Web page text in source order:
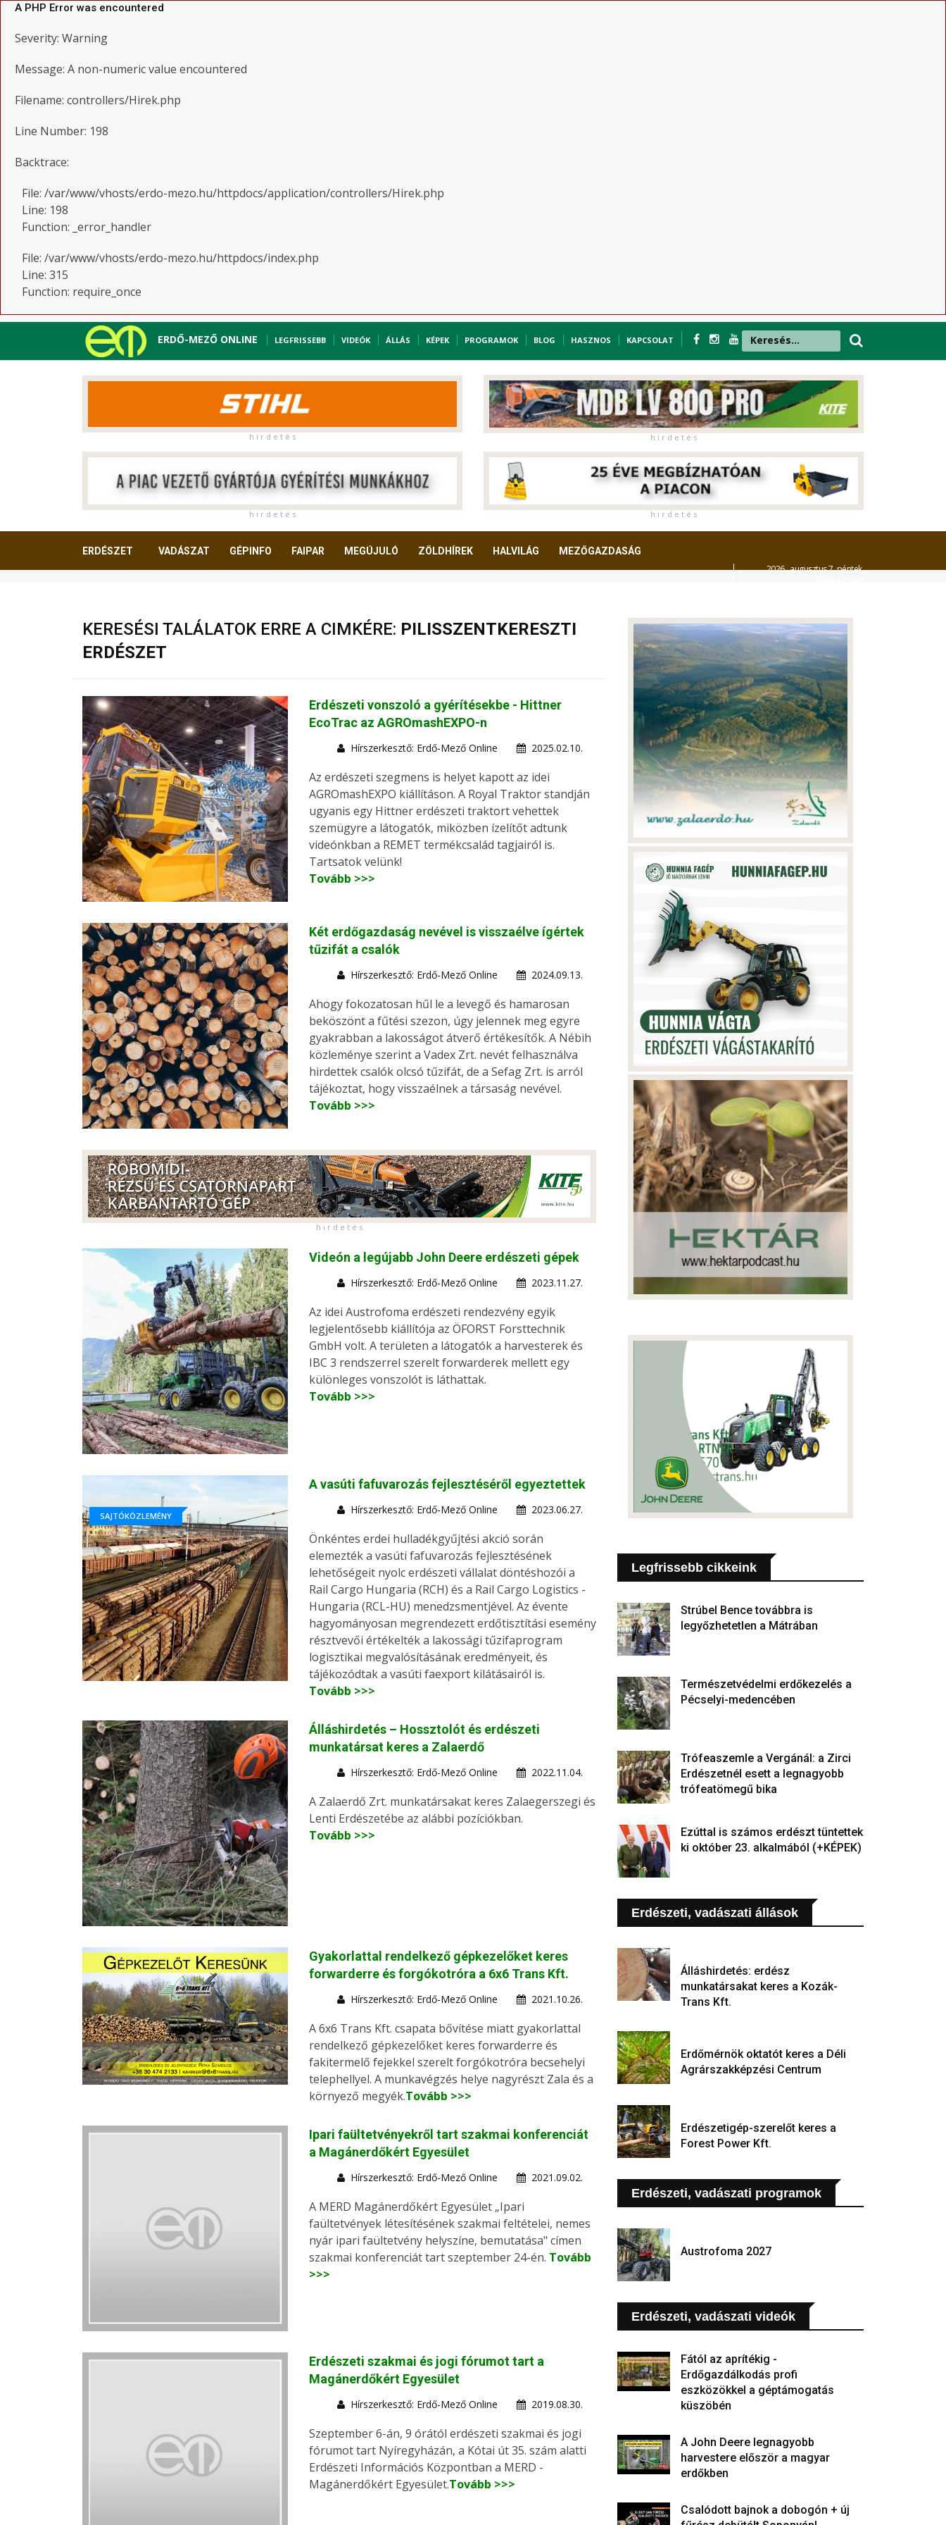
A PHP Error was encountered
Severity: Warning
Message: A non-numeric value encountered
Filename: controllers/Hirek.php
Line Number: 198
Backtrace:
File: /var/www/vhosts/erdo-mezo.hu/httpdocs/application/controllers/Hirek.php
Line: 198
Function: _error_handler
File: /var/www/vhosts/erdo-mezo.hu/httpdocs/index.php
Line: 315
Function: require_once
ERDŐ-MEZŐ ONLINE LEGFRISSEBB VIDEÓK ÁLLÁS KÉPEK PROGRAMOK BLOG HASZNOS KAPCSOLAT
h i r d e t é s h i r d e t é s
h i r d e t é s h i r d e t é s
ERDÉSZET VADÁSZAT GÉPINFO FAIPAR MEGÚJULÓ ZÖLDHÍREK HALVILÁG MEZŐGAZDASÁG
2026. augusztus 7. péntek,
KERESÉSI TALÁLATOK ERRE A CIMKÉRE: PILISSZENTKERESZTI
ERDÉSZET
Erdészeti vonszoló a gyérítésekbe - Hittner
EcoTrac az AGROmashEXPO-n
Hírszerkesztő: Erdő-Mező Online 2025.02.10.
Az erdészeti szegmens is helyet kapott az idei
AGROmashEXPO kiállításon. A Royal Traktor standján
ugyanis egy Hittner erdészeti traktort vehettek
szemügyre a látogatók, miközben ízelítőt adtunk
videónkban a REMET termékcsalád tagjairól is.
Tartsatok velünk!
Tovább >>>
Két erdőgazdaság nevével is visszaélve ígértek
tűzifát a csalók
Hírszerkesztő: Erdő-Mező Online 2024.09.13.
Ahogy fokozatosan hűl le a levegő és hamarosan
beköszönt a fűtési szezon, úgy jelennek meg egyre
gyakrabban a lakosságot átverő értékesítők. A Nébih
közleménye szerint a Vadex Zrt. nevét felhasználva
hirdettek csalók olcsó tűzifát, de a Sefag Zrt. is arról
tájékoztat, hogy visszaélnek a társaság nevével.
Tovább >>>
h i r d e t é s
Videón a legújabb John Deere erdészeti gépek
Hírszerkesztő: Erdő-Mező Online 2023.11.27.
Az idei Austrofoma erdészeti rendezvény egyik
legjelentősebb kiállítója az ÖFORST Forsttechnik
GmbH volt. A területen a látogatók a harvesterek és
IBC 3 rendszerrel szerelt forwarderek mellett egy
különleges vonszolót is láthattak.
Tovább >>>
SAJTÓKÖZLEMÉNY
A vasúti fafuvarozás fejlesztéséről egyeztettek
Hírszerkesztő: Erdő-Mező Online 2023.06.27.
Önkéntes erdei hulladékgyűjtési akció során
elemezték a vasúti fafuvarozás fejlesztésének
lehetőségeit nyolc erdészeti vállalat döntéshozói a
Rail Cargo Hungaria (RCH) és a Rail Cargo Logistics -
Hungaria (RCL-HU) menedzsmentjével. Az évente
hagyományosan megrendezett erdőtisztítási esemény
résztvevői értékelték a lakossági tűzifaprogram
logisztikai megvalósításának eredményeit, és
tájékozódtak a vasúti faexport kilátásairól is.
Tovább >>>
Álláshirdetés – Hossztolót és erdészeti
munkatársat keres a Zalaerdő
Hírszerkesztő: Erdő-Mező Online 2022.11.04.
A Zalaerdő Zrt. munkatársakat keres Zalaegerszegi és
Lenti Erdészetébe az alábbi pozíciókban.
Tovább >>>
Gyakorlattal rendelkező gépkezelőket keres
forwarderre és forgókotróra a 6x6 Trans Kft.
Hírszerkesztő: Erdő-Mező Online 2021.10.26.
A 6x6 Trans Kft. csapata bővítése miatt gyakorlattal
rendelkező gépkezelőket keres forwarderre és
fakitermelő fejekkel szerelt forgókotróra becsehelyi
telephellyel. A munkavégzés helye nagyrészt Zala és a
környező megyék.Tovább >>>
Ipari faültetvényekről tart szakmai konferenciát
a Magánerdőkért Egyesület
Hírszerkesztő: Erdő-Mező Online 2021.09.02.
A MERD Magánerdőkért Egyesület „Ipari
faültetvények létesítésének szakmai feltételei, nemes
nyár ipari faültetvény helyszíne, bemutatása" címen
szakmai konferenciát tart szeptember 24-én. Tovább
>>>
Erdészeti szakmai és jogi fórumot tart a
Magánerdőkért Egyesület
Hírszerkesztő: Erdő-Mező Online 2019.08.30.
Szeptember 6-án, 9 órától erdészeti szakmai és jogi
fórumot tart Nyíregyházán, a Kótai út 35. szám alatti
Erdészeti Információs Központban a MERD -
Magánerdőkért Egyesület.Tovább >>>
Legfrissebb cikkeink
Strúbel Bence továbbra is
legyőzhetetlen a Mátrában
Természetvédelmi erdőkezelés a
Pécselyi-medencében
Trófeaszemle a Vergánál: a Zirci
Erdészetnél esett a legnagyobb
trófeatömegű bika
Ezúttal is számos erdészt tüntettek
ki október 23. alkalmából (+KÉPEK)
Erdészeti, vadászati állások
Álláshirdetés: erdész
munkatársakat keres a Kozák-
Trans Kft.
Erdőmérnök oktatót keres a Déli
Agrárszakképzési Centrum
Erdészetigép-szerelőt keres a
Forest Power Kft.
Erdészeti, vadászati programok
Austrofoma 2027
Erdészeti, vadászati videók
Fától az aprítékig -
Erdőgazdálkodás profi
eszközökkel a géptámogatás
küszöbén
A John Deere legnagyobb
harvestere először a magyar
erdőkben
Csalódott bajnok a dobogón + új